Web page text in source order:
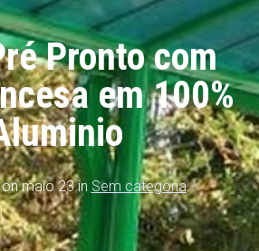
Pronto com
em 100%
maio 23 in Sem categoria.